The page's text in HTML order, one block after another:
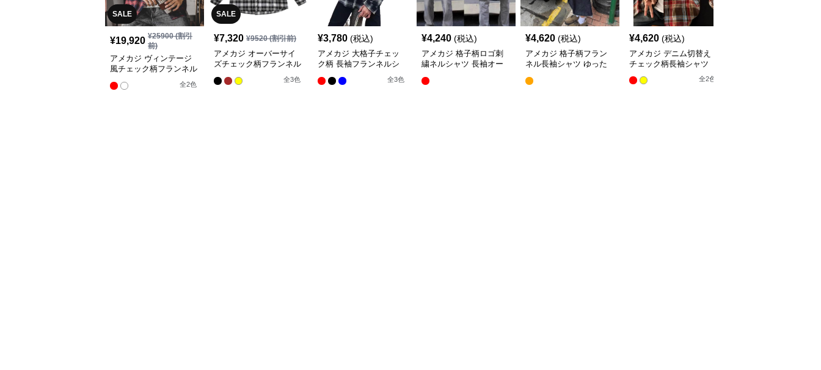
SALE
¥19,920 ¥25900(割引
前)
アメカジ ヴィンテージ
風チェック柄フランネル
全2色
SALE
¥7,320 ¥9520(割引前)
アメカジ オーバーサイ
ズチェック柄フランネル
全3色
¥3,780 (税込)
アメカジ 大格子チェッ
ク柄 長袖フランネルシ
全3色
¥4,240 (税込)
アメカジ 格子柄ロゴ刺
繍ネルシャツ 長袖オー
¥4,620 (税込)
アメカジ 格子柄フラン
ネル長袖シャツ ゆった
¥4,620 (税込)
アメカジ デニム切替え
チェック柄長袖シャツ
全2色